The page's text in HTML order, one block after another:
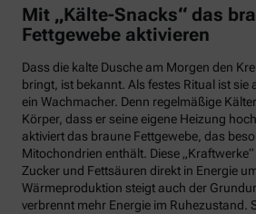
Mit „Kälte-Snacks“ das
Fettgewebe aktivieren
Dass die kalte Dusche am Morgen den
bringt, ist bekannt. Als festes Ritual ist sie
ein Wachmacher. Denn regelmäßige
Körper, dass er seine eigene Heizung
aktiviert das braune Fettgewebe, das
Mitochondrien enthält. Diese
Zucker und Fettsäuren direkt in Energie
Wärmeproduktion steigt auch der
verbrennt mehr Energie im Ruhezustand.